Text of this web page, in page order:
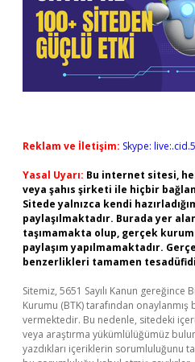
Reklam ve İletişim: Skype:
Yasal Uyarı: Bu internet sitesi,
veya şahıs şirketi ile hiçbir
Sitede yalnızca kendi
paylaşılmaktadır. Burada yer
taşımamakta olup, gerçek
paylaşım yapılmamaktadır.
benzerlikleri tamamen
Sitemiz, 5651 Sayılı Kanun
Kurumu (BTK) tarafından onaylanmış
vermektedir. Bu nedenle, sitedeki
veya araştırma yükümlülüğümüz
yazdıkları içeriklerin sorumluluğunu